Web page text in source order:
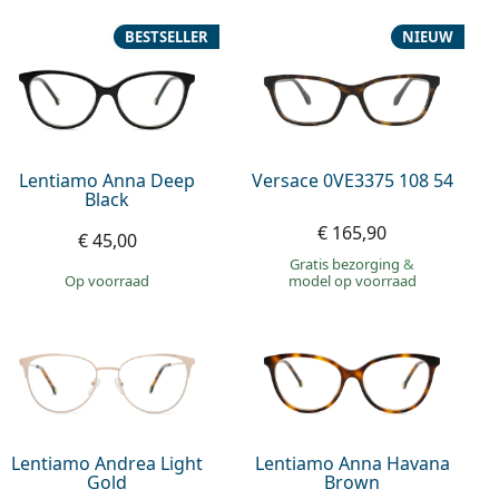
Lentiamo Anna Deep
Black
BESTSELLER
€ 45,00
op voorraad
Versace 0VE3375 108 54
NIEUW
€ 165,90
Gratis bezorging&
model op voorraad
Lentiamo Andrea Light
Gold
Lentiamo Anna Havana
Brown